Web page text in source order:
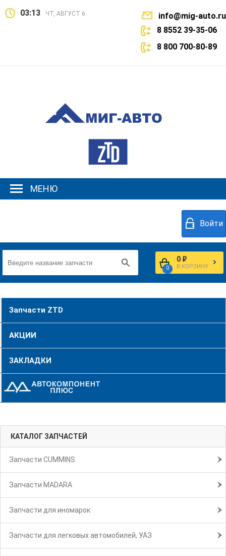
03:13 ЧТ, АВГУСТ 6
info@mig-auto.ru
8 8552 39-35-06
8 800 700-80-89
МЕНЮ
Войти
0
0 ₽
В КОРЗИНУ
Запчасти ZTD
АКЦИИ
ЗАКЛАДКИ
КАТАЛОГ ЗАПЧАСТЕЙ
Запчасти CUMMINS
Запчасти MADARA
Запчасти для иномарок
Запчасти для легковых автомобилей, УАЗ